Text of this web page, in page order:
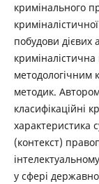
кримінального
побудови дієвих
криміналістична
методологічним
методик.
класифікаційні
характеристика
(контекст)
у сфері